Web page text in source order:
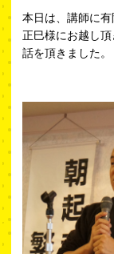
本日は、講師に
正巳様にお越し
話を頂きました。